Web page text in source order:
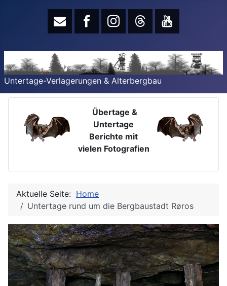
Untertage-Verlagerungen & Alterbergbau
Übertage &
Untertage
Berichte mit
vielen Fotografien
Aktuelle Seite: Home
Untertage rund um die Bergbaustadt Røros